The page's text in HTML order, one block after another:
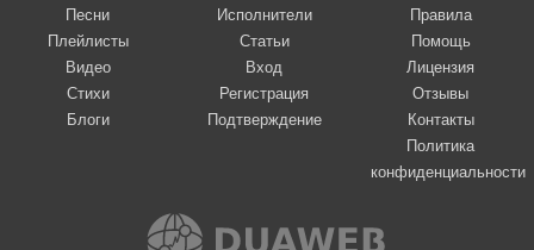
Песни
Плейлисты
Видео
Стихи
Блоги
Исполнители
Статьи
Вход
Регистрация
Подтверждение
Правила
Помощь
Лицензия
Отзывы
Контакты
Политика
конфиденциальности